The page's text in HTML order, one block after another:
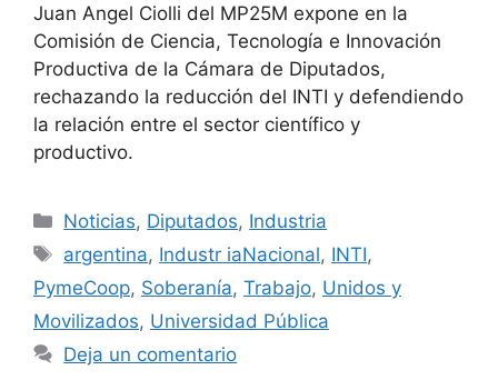
Juan Angel Ciolli del MP25M expone en la
Comisión de Ciencia, Tecnología e Innovación
Productiva de la Cámara de Diputados,
rechazando la reducción del INTI y defendiendo
la relación entre el sector científico y
productivo.
Noticias, Diputados, Industria
argentina, Industr iaNacional, INTI,
PymeCoop, Soberanía, Trabajo, Unidos y
Movilizados, Universidad Pública
Deja un comentario